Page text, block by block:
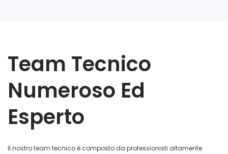
Team Tecnico
Numeroso Ed
Esperto
Il nostro team tecnico è composto da professionisti altamente